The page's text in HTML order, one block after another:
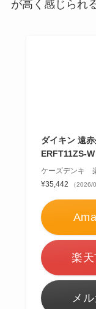
が高く感じられ
ダイキン 遠
ERFT11ZS-
ケーズデンキ
¥35,442
（2026/
楽
メ